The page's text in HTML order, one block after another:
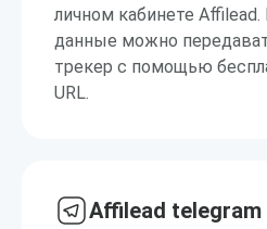
личном кабинете
данные можно
трекер с помощью
URL.
Affilead telegram